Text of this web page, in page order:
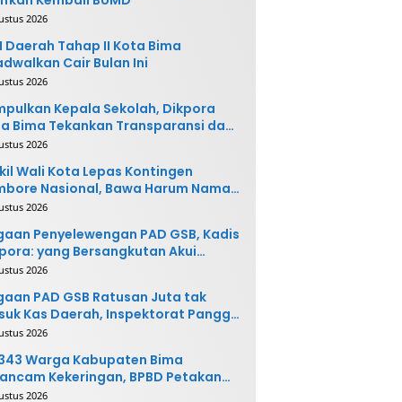
2026
Daerah Tahap II Kota Bima
Cair Bulan Ini
2026
Kepala Sekolah, Dikpora
Bima Tekankan Transparansi dan
2026
Wali Kota Lepas Kontingen
Nasional, Bawa Harum Nama
Bima
2026
Penyelewengan PAD GSB, Kadis
yang Bersangkutan Akui
dan Siap
2026
PAD GSB Ratusan Juta tak
Kas Daerah, Inspektorat Panggil
Terkait
2026
Warga Kabupaten Bima
Kekeringan, BPBD Petakan
Rawan
2026